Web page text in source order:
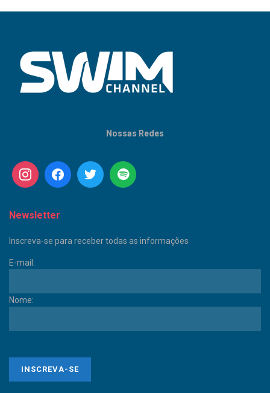
Nossas Redes
Newsletter
Inscreva-se para receber todas as informações
E-mail:
Nome: